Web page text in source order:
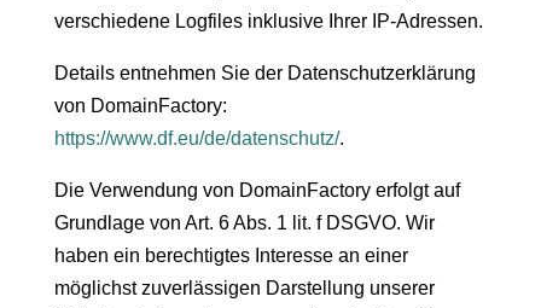
verschiedene Logfiles inklusive Ihrer IP-Adressen.
Details entnehmen Sie der Datenschutzerklärung
von DomainFactory:
https://www.df.eu/de/datenschutz/.
Die Verwendung von DomainFactory erfolgt auf
Grundlage von Art. 6 Abs. 1 lit. f DSGVO. Wir
haben ein berechtigtes Interesse an einer
möglichst zuverlässigen Darstellung unserer